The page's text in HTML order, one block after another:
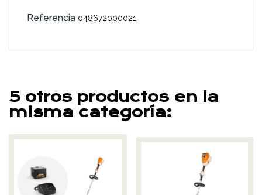
Referencia 048672000021
5 otros productos en la
misma categoría: